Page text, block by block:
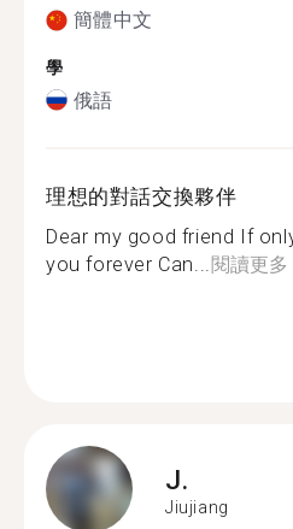
簡體中文
學
俄語
理想的對話交換夥伴
Dear my good friend If
you forever Can... 閱讀更多
J.
Jiujiang